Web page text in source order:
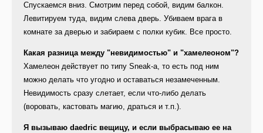
Спускаемся вниз. Смотрим перед собой, видим балкон.
Левитируем туда, видим слева дверь. Убиваем врага в
комнате за дверью и забираем с полки кубик. Все просто.
Какая разница между "невидимостью" и "хамелеоном"?
Хамелеон действует по типу Sneak-а, то есть под ним
можно делать что угодно и оставаться незамеченным.
Невидимость сразу слетает, если что-либо делать
(воровать, кастовать магию, драться и т.п.).
Я вызываю daedric вещицу, и если выбрасываю ее на